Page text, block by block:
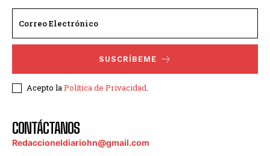
SUSCRÍBEME
Acepto laPolítica de Privacidad.
CONTÁCTANOS
Redaccioneldiariohn@gmail.com